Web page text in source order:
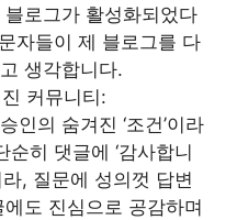
로그가 활성화되었다
자들이 제 블로그를 다
생각합니다.
커뮤니티:
인의 숨겨진 ‘조건’이라
히 댓글에 ‘감사합니
, 질문에 성의껏 답변
도 진심으로 공감하며